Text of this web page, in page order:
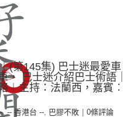
第145集) 巴士迷最愛車
， 巴士迷介紹巴士術語｜
︱主持：法蘭西，嘉賓︰
,-- 香港台 --, 巴膠不敗 0條評論